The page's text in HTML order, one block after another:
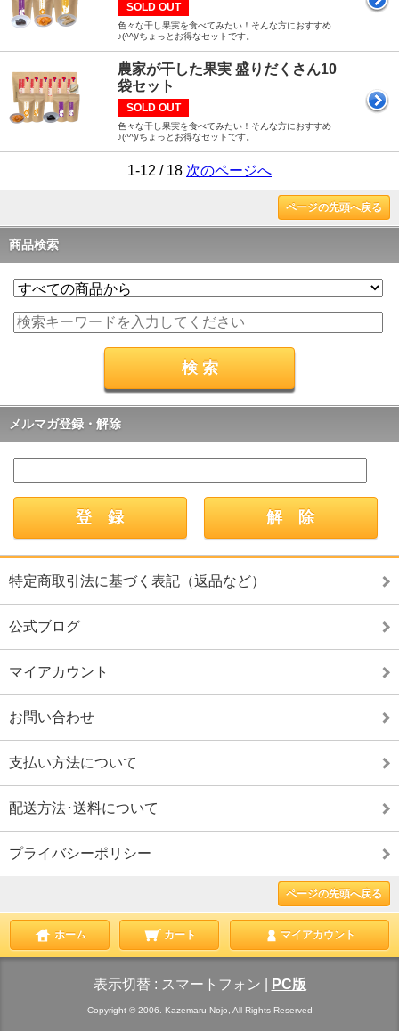
SOLD OUT
色々な干し果実を食べてみたい！そんな方におすすめ
♪(^^)/ちょっとお得なセットです。
農家が干した果実 盛りだくさん10
袋セット
SOLD OUT
色々な干し果実を食べてみたい！そんな方におすすめ
♪(^^)/ちょっとお得なセットです。
1-12 / 18 次のページへ
ページの先頭へ戻る
商品検索
メルマガ登録・解除
特定商取引法に基づく表記（返品など）
公式ブログ
マイアカウント
お問い合わせ
支払い方法について
配送方法･送料について
プライバシーポリシー
ページの先頭へ戻る
ホーム カート マイアカウント
表示切替 : スマートフォン PC版
Copyright © 2006. Kazemaru Nojo, All Rights Reserved